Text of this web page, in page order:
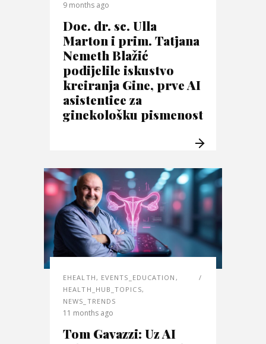
9 months ago
Doc. dr. sc. Ulla
Marton i prim. Tatjana
Nemeth Blažić
podijelile iskustvo
kreiranja Gine, prve AI
asistentice za
ginekološku pismenost
EHEALTH, EVENTS_EDUCATION ,
HEALTH_HUB_TOPICS,
NEWS_TRENDS
11 months ago
Tom Gavazzi: Uz AI